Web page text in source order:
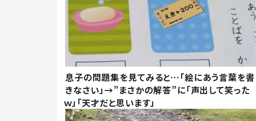
息子の問題集を見てみると…「絵にあう言葉を書
きなさい」→”まさかの解答”に「声出して笑った
ｗ」「天才だと思います」